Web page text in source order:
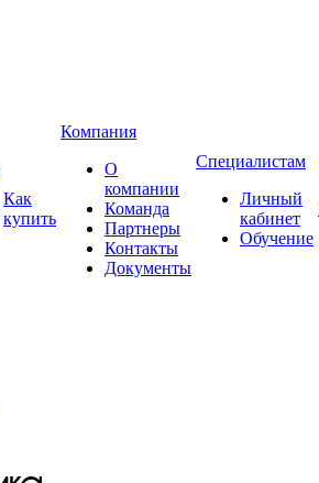
Как
купить
Компания
О
компании
Команда
Партнеры
Контакты
Документы
Специалистам
Личный
кабинет
Обучение